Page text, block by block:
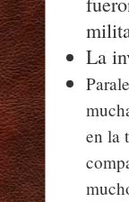
La
en la